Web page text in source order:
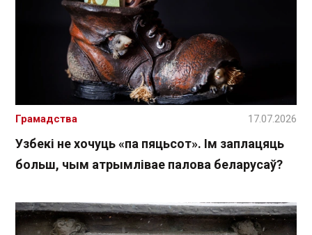
Узбекі не хочуць «па пяцьсот». Ім заплацяць
больш, чым атрымлівае палова беларусаў?
Грамадства 17.07.2026